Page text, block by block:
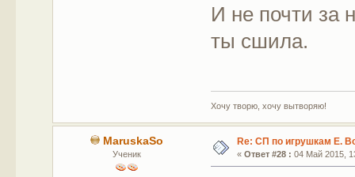
И не почти за
ты сшила.
Хочу творю, хочу вытворяю!
MaruskaSo
Ученик
Re: СП по игрушкам Е.
« Ответ #28 : 04 Май 2015,